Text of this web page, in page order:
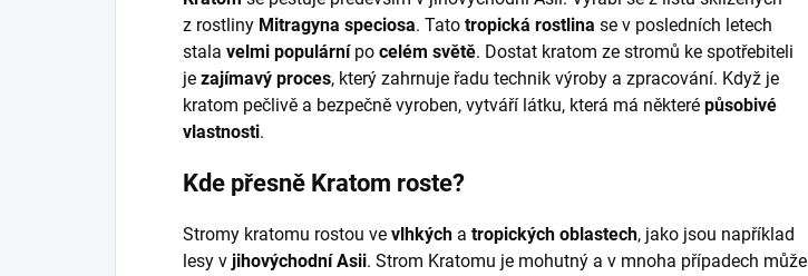
z rostliny Mitragyna speciosa. Tato tropická rostlina se v posledních letech
stala velmi populárnípo celém světě. Dostat kratom ze stromů ke spotřebiteli
je zajímavý proces, který zahrnuje řadu technik výroby a zpracování. Když je
kratom pečlivě a bezpečně vyroben, vytváří látku, která má některé působivé
vlastnosti.
Kde přesně Kratom roste?
Stromy kratomu rostou ve vlhkých a tropických oblastech, jako jsou například
lesy v jihovýchodní Asii. Strom Kratomu je mohutný a v mnoha případech může